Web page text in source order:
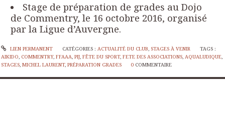
Stage de préparation de grades au Dojo
de Commentry, le 16 octobre 2016, organisé
par la Ligue d’Auvergne.
LIEN PERMANENT CATÉGORIES : ACTUALITÉ DU CLUB, STAGES À VENIR
TAGS :
AIKIDO, COMMENTRY, FFAAA, PIJ, FÊTE DU SPORT, FETE DES ASSOCIATIONS, AQUALUDIQUE,
STAGES, MICHEL LAURENT, PRÉPARATION GRADES 0 COMMENTAIRE